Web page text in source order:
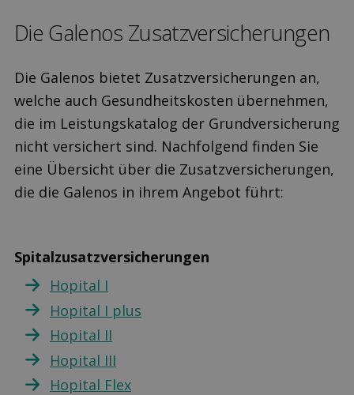
Die Galenos Zusatz­versicherungen
Die Galenos bietet Zusatzversicherungen an,
welche auch Gesundheitskosten übernehmen,
die im Leistungskatalog der Grundversicherung
nicht versichert sind. Nachfolgend finden Sie
eine Übersicht über die Zusatzversicherungen,
die die Galenos in ihrem Angebot führt:
Spitalzusatzversicherungen
Hopital I
Hopital I plus
Hopital II
Hopital III
Hopital Flex